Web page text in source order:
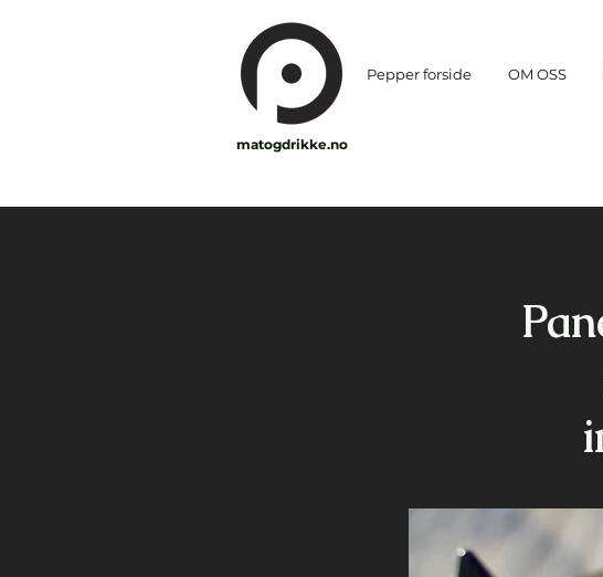
Pepper forside OM OSS
matogdrikke.no